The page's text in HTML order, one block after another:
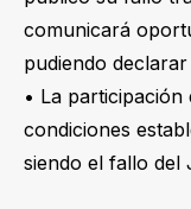
comunicará
pudiendo
• La
condiciones
siendo el fallo del